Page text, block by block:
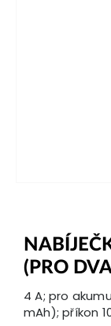
(PRO
4 A; pro
mAh); příkon